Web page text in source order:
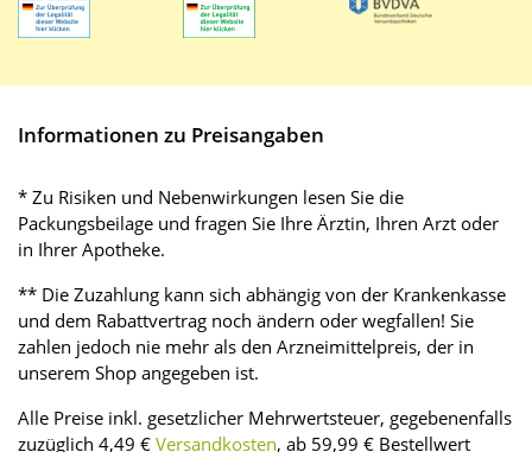
Informationen zu Preisangaben
* Zu Risiken und Nebenwirkungen lesen Sie die
Packungsbeilage und fragen Sie Ihre Ärztin, Ihren Arzt oder
in Ihrer Apotheke.
** Die Zuzahlung kann sich abhängig von der Krankenkasse
und dem Rabattvertrag noch ändern oder wegfallen! Sie
zahlen jedoch nie mehr als den Arzneimittelpreis, der in
unserem Shop angegeben ist.
Alle Preise inkl. gesetzlicher Mehrwertsteuer, gegebenenfalls
zuzüglich 4,49 € Versandkosten, ab 59,99 € Bestellwert